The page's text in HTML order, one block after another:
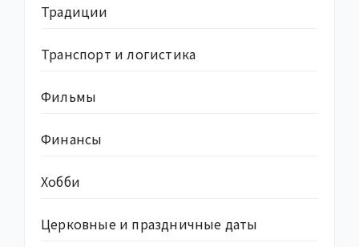
Традиции
Транспорт и логистика
Фильмы
Финансы
Хобби
Церковные и праздничные даты